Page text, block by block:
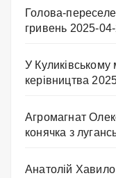
Голова-
гривень 2025-
У Куликівському
керівництва
Агромагнат
конячка з
Анатолій